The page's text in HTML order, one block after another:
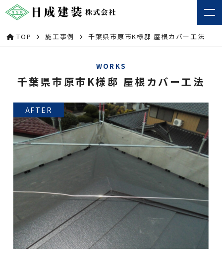
TOP 施工事例 千葉県市原市K様邸 屋根カバー工法
WORKS
千葉県市原市K様邸 屋根カバー工法